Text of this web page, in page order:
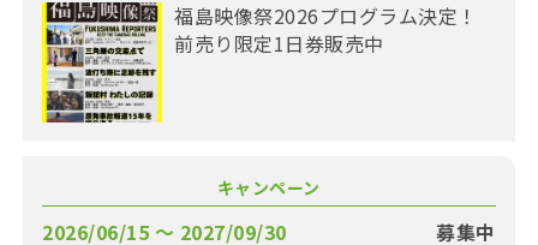
福島映像祭2026プログラム決定！
前売り限定1日券販売中
キャンペーン
2026/06/15 〜 2027/09/30 募集中